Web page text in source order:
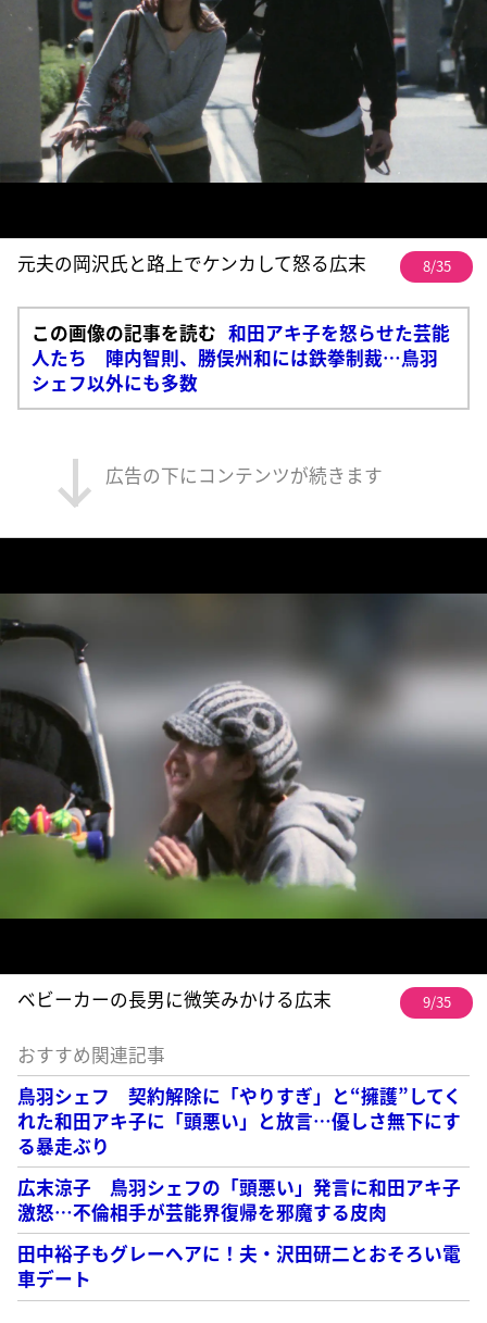
元夫の岡沢氏と路上でケンカして怒る広末 8/35
この画像の記事を読む 和田アキ子を怒らせた芸能
人たち 陣内智則、勝俣州和には鉄拳制裁…鳥羽
シェフ以外にも多数
広告の下にコンテンツが続きます
ベビーカーの長男に微笑みかける広末 9/35
おすすめ関連記事
鳥羽シェフ 契約解除に「やりすぎ」と“擁護”してく
れた和田アキ子に「頭悪い」と放言…優しさ無下にす
る暴走ぶり
広末涼子 鳥羽シェフの「頭悪い」発言に和田アキ子
激怒…不倫相手が芸能界復帰を邪魔する皮肉
田中裕子もグレーヘアに！夫・沢田研二とおそろい電
車デート